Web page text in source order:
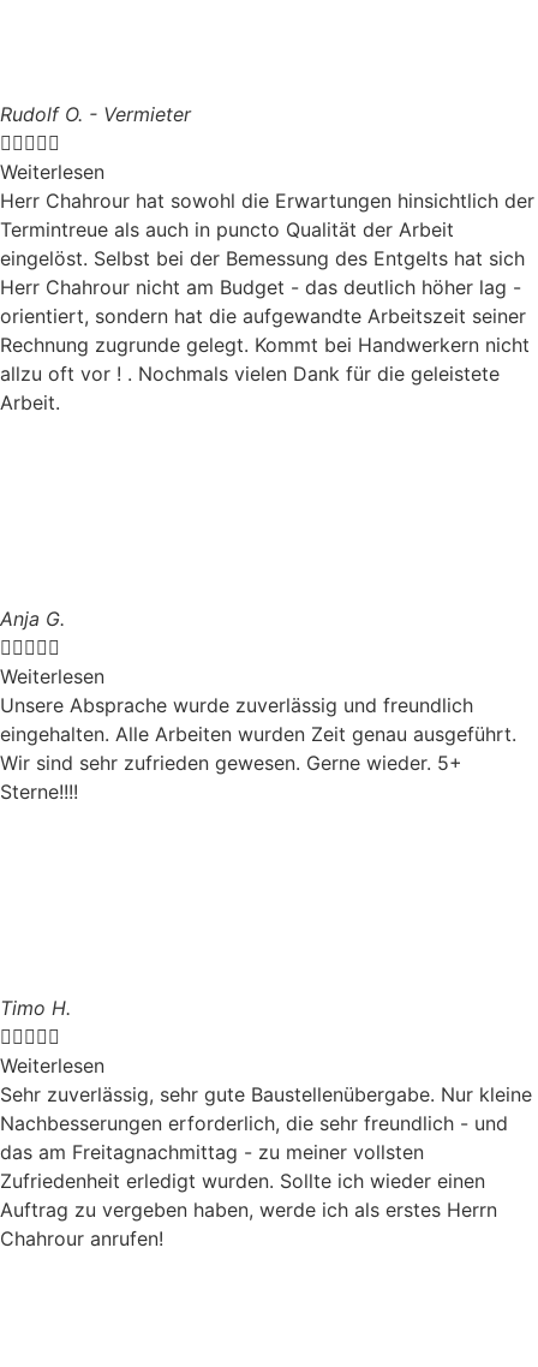
Rudolf O. - Vermieter

Weiterlesen
Herr Chahrour hat sowohl die Erwartungen hinsichtlich der
Termintreue als auch in puncto Qualität der Arbeit
eingelöst. Selbst bei der Bemessung des Entgelts hat sich
Herr Chahrour nicht am Budget - das deutlich höher lag -
orientiert, sondern hat die aufgewandte Arbeitszeit seiner
Rechnung zugrunde gelegt. Kommt bei Handwerkern nicht
allzu oft vor ! . Nochmals vielen Dank für die geleistete
Arbeit.
Anja G.

Weiterlesen
Unsere Absprache wurde zuverlässig und freundlich
eingehalten. Alle Arbeiten wurden Zeit genau ausgeführt.
Wir sind sehr zufrieden gewesen. Gerne wieder. 5+
Sterne!!!!
Timo H.

Weiterlesen
Sehr zuverlässig, sehr gute Baustellenübergabe. Nur kleine
Nachbesserungen erforderlich, die sehr freundlich - und
das am Freitagnachmittag - zu meiner vollsten
Zufriedenheit erledigt wurden. Sollte ich wieder einen
Auftrag zu vergeben haben, werde ich als erstes Herrn
Chahrour anrufen!